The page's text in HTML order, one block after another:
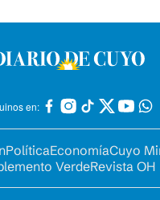
en:
PolíticaEconomíaCuyo
VerdeRevista OH